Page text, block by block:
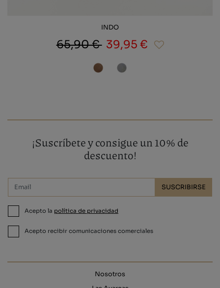
INDO
65,90 € 39,95 €
¡Suscríbete y consigue un 10% de
descuento!
SUSCRIBIRSE
Acepto la política de privacidad
Acepto recibir comunicaciones comerciales
Nosotros